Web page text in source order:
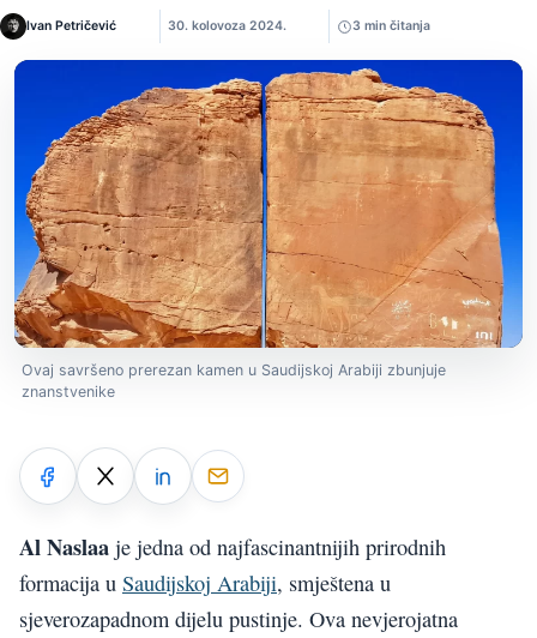
Ivan Petričević 30. kolovoza 2024. 3 min čitanja
Ovaj savršeno prerezan kamen u Saudijskoj Arabiji zbunjuje
znanstvenike
Al Naslaa je jedna od najfascinantnijih prirodnih
formacija u Saudijskoj Arabiji, smještena u
sjeverozapadnom dijelu pustinje. Ova nevjerojatna